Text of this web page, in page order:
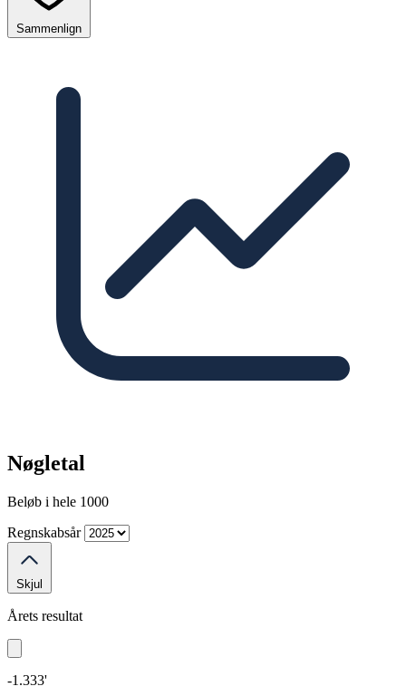
Sammenlign
Nøgletal
Beløb i hele 1000
Regnskabsår
Skjul
Årets resultat
-1.333'